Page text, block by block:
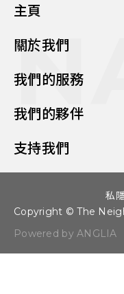
主頁
關於我們
我們的服務
我們的夥伴
支持我們
Copyright © The
Powered by ANGLIA
私